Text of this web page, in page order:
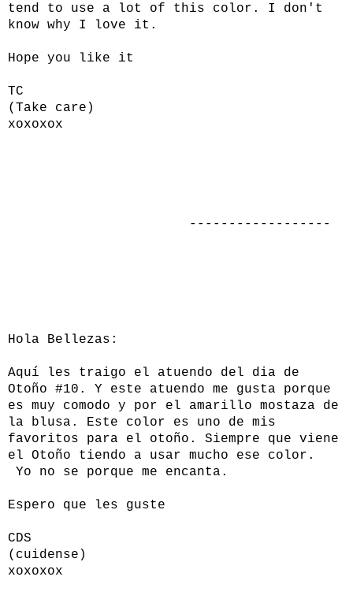
tend to use a lot of this color. I don't
know why I love it.
Hope you like it
TC
(Take care)
xoxoxox
------------------
Hola Bellezas:
Aquí les traigo el atuendo del dia de
Otoño #10. Y este atuendo me gusta porque
es muy comodo y por el amarillo mostaza de
la blusa. Este color es uno de mis
favoritos para el otoño. Siempre que viene
el Otoño tiendo a usar mucho ese color.
Yo no se porque me encanta.
Espero que les guste
CDS
(cuidense)
xoxoxox